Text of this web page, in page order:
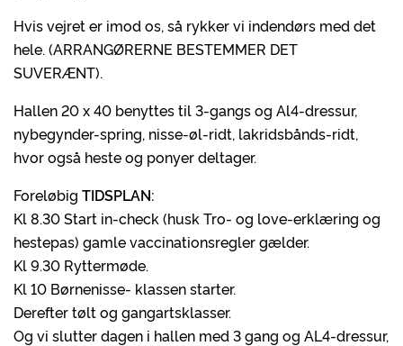
Hvis vejret er imod os, så rykker vi indendørs med det
hele. (ARRANGØRERNE BESTEMMER DET
SUVERÆNT).
Hallen 20 x 40 benyttes til 3-gangs og Al4-dressur,
nybegynder-spring, nisse-øl-ridt, lakridsbånds-ridt,
hvor også heste og ponyer deltager.
Foreløbig TIDSPLAN:
Kl 8.30 Start in-check (husk Tro- og love-erklæring og
hestepas) gamle vaccinationsregler gælder.
Kl 9.30 Ryttermøde.
Kl 10 Børnenisse- klassen starter.
Derefter tølt og gangartsklasser.
Og vi slutter dagen i hallen med 3 gang og AL4-dressur,